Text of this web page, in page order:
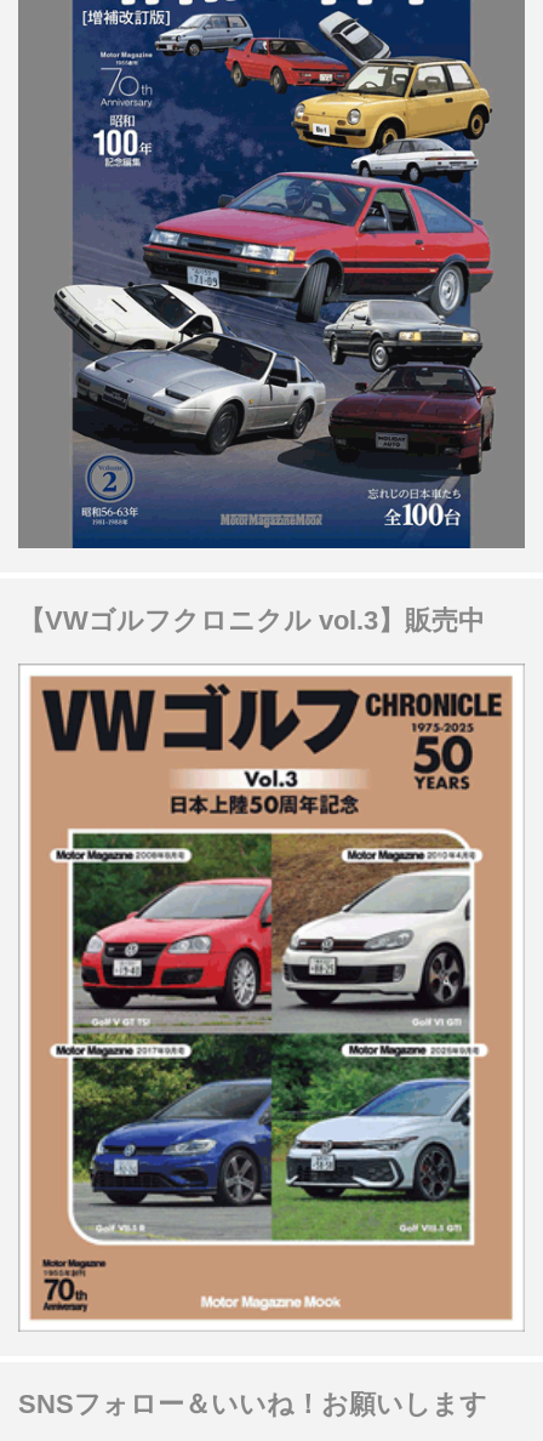
【VWゴルフクロニクル vol.3】販売中
SNSフォロー＆いいね！お願いします